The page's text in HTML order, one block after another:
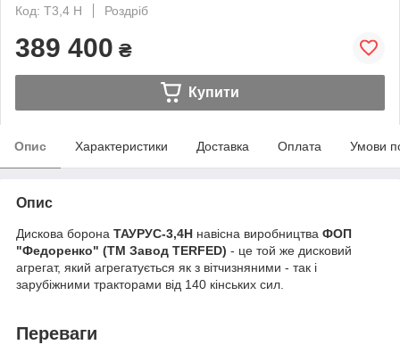
Код: Т3,4 Н
Роздріб
389 400 ₴
Купити
Опис Характеристики Доставка Оплата Умови
Опис
Дискова борона ТАУРУС-3,4Н навісна виробництва ФОП
"Федоренко" (ТМ Завод TERFED) - це той же дисковий
агрегат, який агрегатується як з вітчизняними - так і
зарубіжними тракторами від 140 кінських сил.
Переваги